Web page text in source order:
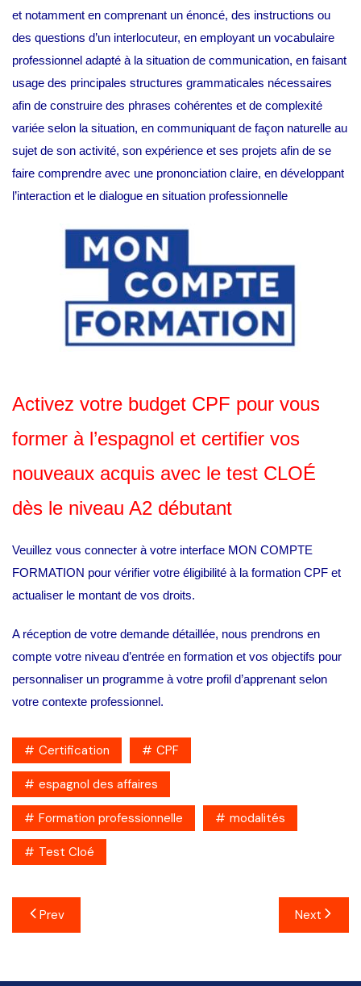
et notamment en comprenant un énoncé, des instructions ou
des questions d’un interlocuteur, en employant un vocabulaire
professionnel adapté à la situation de communication, en faisant
usage des principales structures grammaticales nécessaires
afin de construire des phrases cohérentes et de complexité
variée selon la situation, en communiquant de façon naturelle au
sujet de son activité, son expérience et ses projets afin de se
faire comprendre avec une prononciation claire, en développant
l’interaction et le dialogue en situation professionnelle
Activez votre budget CPF pour vous
former à l’espagnol et certifier vos
nouveaux acquis avec le test CLOÉ
dès le niveau A2 débutant
Veuillez vous connecter à votre interface MON COMPTE
FORMATION pour vérifier votre éligibilité à la formation CPF et
actualiser le montant de vos droits.
A réception de votre demande détaillée, nous prendrons en
compte votre niveau d’entrée en formation et vos objectifs pour
personnaliser un programme à votre profil d’apprenant selon
votre contexte professionnel.
Certification CPF
espagnol des affaires
Formation professionnelle modalités
Test Cloé
Navigation
de
Prev Next